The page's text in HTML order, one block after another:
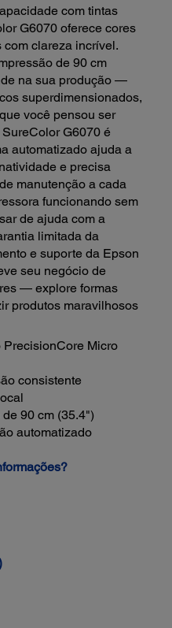
com tintas
G6070 oferece cores
clareza incrível.
de 90 cm
na sua produção —
superdimensionados,
você pensou ser
G6070 é
automatizado ajuda a
e precisa
manutenção a cada
funcionando sem
de ajuda com a
limitada da
e suporte da Epson
seu negócio de
— explore formas
produtos maravilhosos
Micro
consistente
90 cm (35.4")
automatizado